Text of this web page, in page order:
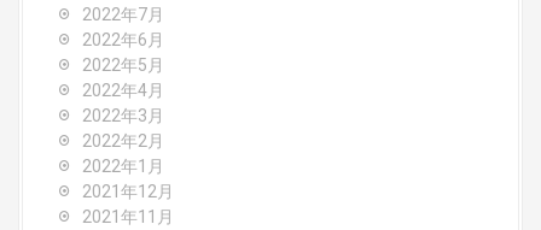
2022年7月
2022年6月
2022年5月
2022年4月
2022年3月
2022年2月
2022年1月
2021年12月
2021年11月